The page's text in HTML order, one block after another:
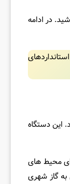
در ادامه
این دستگاه
محیط‌ های
به گاز شهری